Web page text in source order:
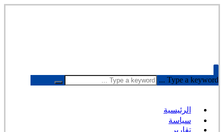
Type a keyword ...
الرئيسية
سياسة
تقارير